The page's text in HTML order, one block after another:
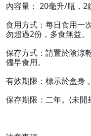
內容量： 20毫升/瓶，2
食用方式：每日食用一
勿超過2份，多食無益。
保存方式：請置於陰涼
儘早食用。
有效期限：標示於盒身 。
保存期限：二年。(未開